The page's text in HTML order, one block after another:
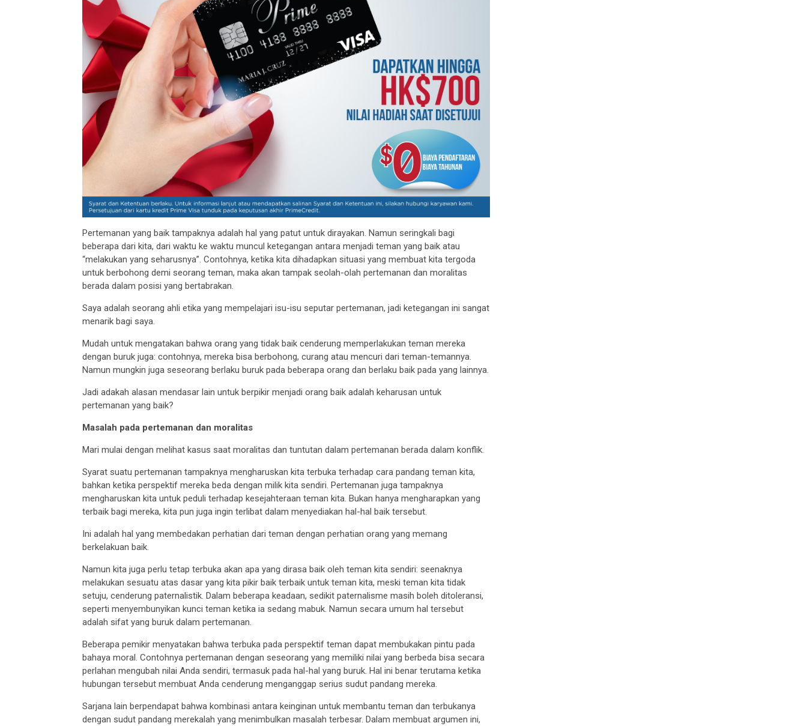
Pertemanan yang baik tampaknya adalah hal yang patut untuk dirayakan. Namun seringkali bagi
beberapa dari kita, dari waktu ke waktu muncul ketegangan antara menjadi teman yang baik atau
“melakukan yang seharusnya”. Contohnya, ketika kita dihadapkan situasi yang membuat kita tergoda
untuk berbohong demi seorang teman, maka akan tampak seolah-olah pertemanan dan moralitas
berada dalam posisi yang bertabrakan.
Saya adalah seorang ahli etika yang mempelajari isu-isu seputar pertemanan, jadi ketegangan ini sangat
menarik bagi saya.
Mudah untuk mengatakan bahwa orang yang tidak baik cenderung memperlakukan teman mereka
dengan buruk juga: contohnya, mereka bisa berbohong, curang atau mencuri dari teman-temannya.
Namun mungkin juga seseorang berlaku buruk pada beberapa orang dan berlaku baik pada yang lainnya.
Jadi adakah alasan mendasar lain untuk berpikir menjadi orang baik adalah keharusan untuk
pertemanan yang baik?
Masalah pada pertemanan dan moralitas
Mari mulai dengan melihat kasus saat moralitas dan tuntutan dalam pertemanan berada dalam konflik.
Syarat suatu pertemanan tampaknya mengharuskan kita terbuka terhadap cara pandang teman kita,
bahkan ketika perspektif mereka beda dengan milik kita sendiri. Pertemanan juga tampaknya
mengharuskan kita untuk peduli terhadap kesejahteraan teman kita. Bukan hanya mengharapkan yang
terbaik bagi mereka, kita pun juga ingin terlibat dalam menyediakan hal-hal baik tersebut.
Ini adalah hal yang membedakan perhatian dari teman dengan perhatian orang yang memang
berkelakuan baik.
Namun kita juga perlu tetap terbuka akan apa yang dirasa baik oleh teman kita sendiri: seenaknya
melakukan sesuatu atas dasar yang kita pikir baik terbaik untuk teman kita, meski teman kita tidak
setuju, cenderung paternalistik. Dalam beberapa keadaan, sedikit paternalisme masih boleh ditoleransi,
seperti menyembunyikan kunci teman ketika ia sedang mabuk. Namun secara umum hal tersebut
adalah sifat yang buruk dalam pertemanan.
Beberapa pemikir menyatakan bahwa terbuka pada perspektif teman dapat membukakan pintu pada
bahaya moral. Contohnya pertemanan dengan seseorang yang memiliki nilai yang berbeda bisa secara
perlahan mengubah nilai Anda sendiri, termasuk pada hal-hal yang buruk. Hal ini benar terutama ketika
hubungan tersebut membuat Anda cenderung menganggap serius sudut pandang mereka.
Sarjana lain berpendapat bahwa kombinasi antara keinginan untuk membantu teman dan terbukanya
dengan sudut pandang merekalah yang menimbulkan masalah terbesar. Dalam membuat argumen ini,